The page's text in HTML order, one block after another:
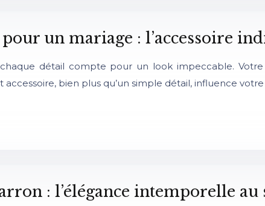
un mariage : l’accessoire
détail compte pour un look impeccable.
accessoire, bien plus qu’un simple détail, influence
: l’élégance intemporelle